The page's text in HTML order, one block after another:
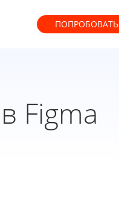
ПОПРОБОВАТЬ
Figma